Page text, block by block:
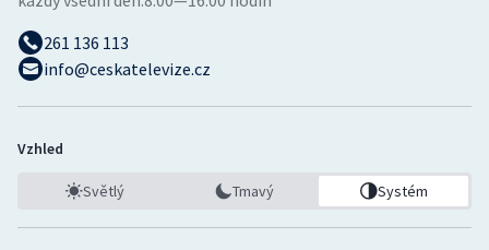
261 136 113
info@ceskatelevize.cz
Vzhled
Světlý Tmavý Systém